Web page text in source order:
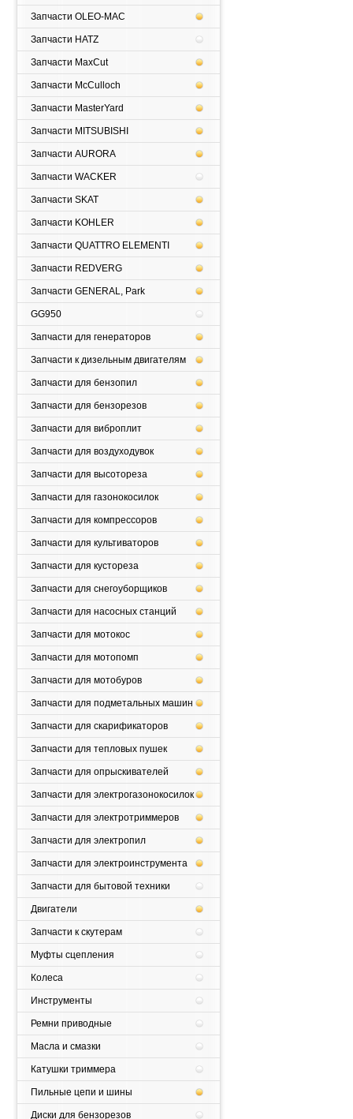
Запчасти OLEO-MAC
Запчасти HATZ
Запчасти MaxCut
Запчасти McCulloch
Запчасти MasterYard
Запчасти MITSUBISHI
Запчасти AURORA
Запчасти WACKER
Запчасти SKAT
Запчасти KOHLER
Запчасти QUATTRO ELEMENTI
Запчасти REDVERG
Запчасти GENERAL, Park
GG950
Запчасти для генераторов
Запчасти к дизельным двигателям
Запчасти для бензопил
Запчасти для бензорезов
Запчасти для виброплит
Запчасти для воздуходувок
Запчасти для высотореза
Запчасти для газонокосилок
Запчасти для компрессоров
Запчасти для культиваторов
Запчасти для кустореза
Запчасти для снегоуборщиков
Запчасти для насосных станций
Запчасти для мотокос
Запчасти для мотопомп
Запчасти для мотобуров
Запчасти для подметальных машин
Запчасти для скарификаторов
Запчасти для тепловых пушек
Запчасти для опрыскивателей
Запчасти для электрогазонокосилок
Запчасти для электротриммеров
Запчасти для электропил
Запчасти для электроинструмента
Запчасти для бытовой техники
Двигатели
Запчасти к скутерам
Муфты сцепления
Колеса
Инструменты
Ремни приводные
Масла и смазки
Катушки триммера
Пильные цепи и шины
Диски для бензорезов